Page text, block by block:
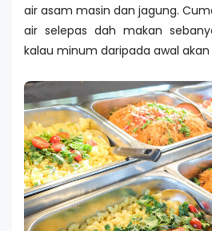
air asam masin dan jagung.
air selepas dah makan
kalau minum daripada awal